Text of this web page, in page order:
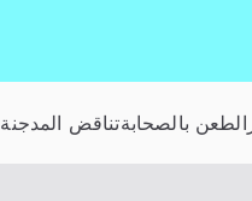
الطعن بالصحابةتناقض المدجنة